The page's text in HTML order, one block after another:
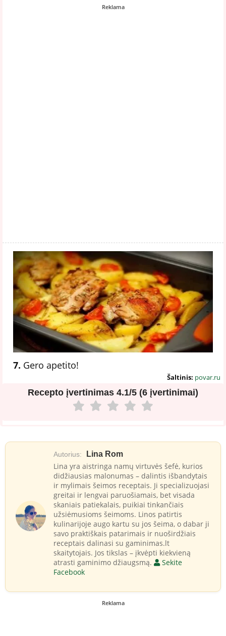
Reklama
7. Gero apetito!
Šaltinis: povar.ru
Recepto įvertinimas 4.1/5 (6 įvertinimai)
Autorius: Lina Rom
Lina yra aistringa namų virtuvės šefė, kurios
didžiausias malonumas – dalintis išbandytais
ir mylimais šeimos receptais. Ji specializuojasi
greitai ir lengvai paruošiamais, bet visada
skaniais patiekalais, puikiai tinkančiais
užsiėmusioms šeimoms. Linos patirtis
kulinarijoje augo kartu su jos šeima, o dabar ji
savo praktiškais patarimais ir nuoširdžiais
receptais dalinasi su gaminimas.lt
skaitytojais. Jos tikslas – įkvėpti kiekvieną
atrasti gaminimo džiaugsmą.
Sekite
Facebook
Reklama